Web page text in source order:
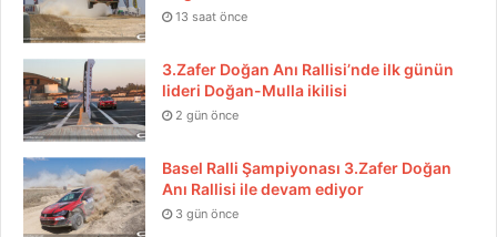
13 saat önce
3.Zafer Doğan Anı Rallisi’nde ilk günün
lideri Doğan-Mulla ikilisi
2 gün önce
Basel Ralli Şampiyonası 3.Zafer Doğan
Anı Rallisi ile devam ediyor
3 gün önce